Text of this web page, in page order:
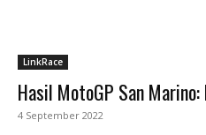
LinkRace
Hasil MotoGP San
4 September 2022